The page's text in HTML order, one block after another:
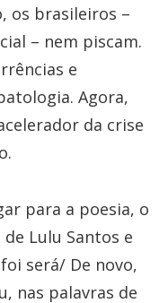
os brasileiros –
– nem piscam.
e
Agora,
da crise
para a poesia, o
Lulu Santos e
será/ De novo,
nas palavras de